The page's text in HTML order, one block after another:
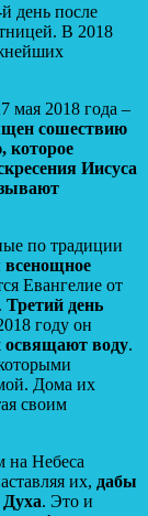
день после
В 2018
мая 2018 года –
сошествию
которое
Иисуса
по традиции
всенощное
Евангелие от
Третий день
году он
освящают воду.
Дома их
своим
на Небеса
их, дабы
Духа. Это и